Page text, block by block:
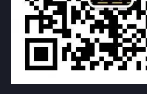
常见问题
购买流程 版权条款